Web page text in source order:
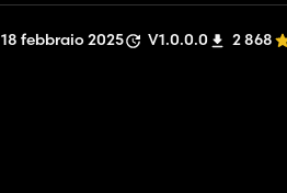
18 febbraio 2025 V1.0.0.0 2 868